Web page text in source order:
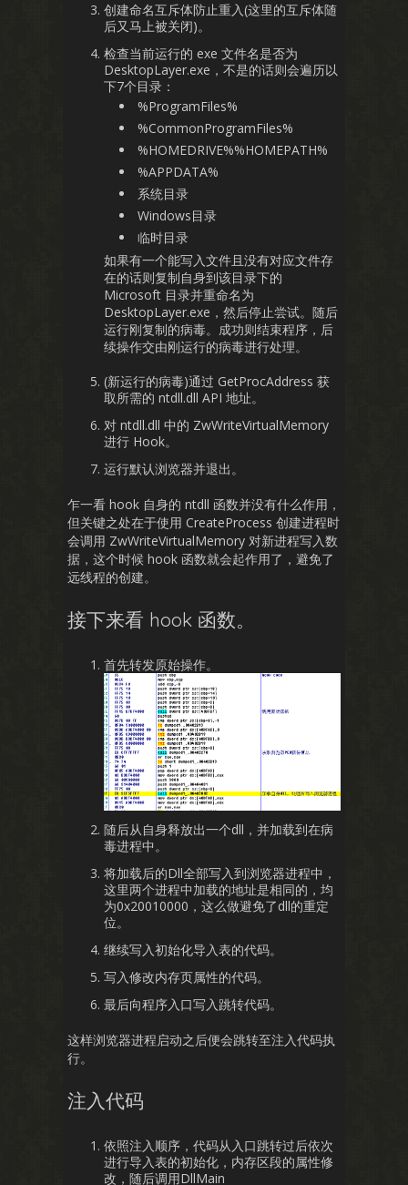
创建命名互斥体防止重入(这里的互斥体随
后又马上被关闭)。
检查当前运行的 exe 文件名是否为
DesktopLayer.exe，不是的话则会遍历以
下7个目录：
%ProgramFiles%
%CommonProgramFiles%
%HOMEDRIVE%%HOMEPATH%
%APPDATA%
系统目录
Windows目录
临时目录
如果有一个能写入文件且没有对应文件存
在的话则复制自身到该目录下的
Microsoft 目录并重命名为
DesktopLayer.exe，然后停止尝试。随后
运行刚复制的病毒。成功则结束程序，后
续操作交由刚运行的病毒进行处理。
(新运行的病毒)通过 GetProcAddress 获
取所需的 ntdll.dll API 地址。
对 ntdll.dll 中的 ZwWriteVirtualMemory
进行 Hook。
运行默认浏览器并退出。
乍一看 hook 自身的 ntdll 函数并没有什么作用，
但关键之处在于使用 CreateProcess 创建进程时
会调用 ZwWriteVirtualMemory 对新进程写入数
据，这个时候 hook 函数就会起作用了，避免了
远线程的创建。
接下来看 hook 函数。
首先转发原始操作。
随后从自身释放出一个dll，并加载到在病
毒进程中。
将加载后的Dll全部写入到浏览器进程中，
这里两个进程中加载的地址是相同的，均
为0x20010000，这么做避免了dll的重定
位。
继续写入初始化导入表的代码。
写入修改内存页属性的代码。
最后向程序入口写入跳转代码。
这样浏览器进程启动之后便会跳转至注入代码执
行。
注入代码
依照注入顺序，代码从入口跳转过后依次
进行导入表的初始化，内存区段的属性修
改，随后调用DllMain